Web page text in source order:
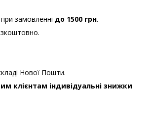
замовленні до 1500 грн.
Нової Пошти.
клієнтам індивідуальні знижки